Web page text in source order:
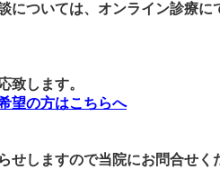
ついては、オンライン診療に
致します。
望の方はこちらへ
しますので当院にお問合せく